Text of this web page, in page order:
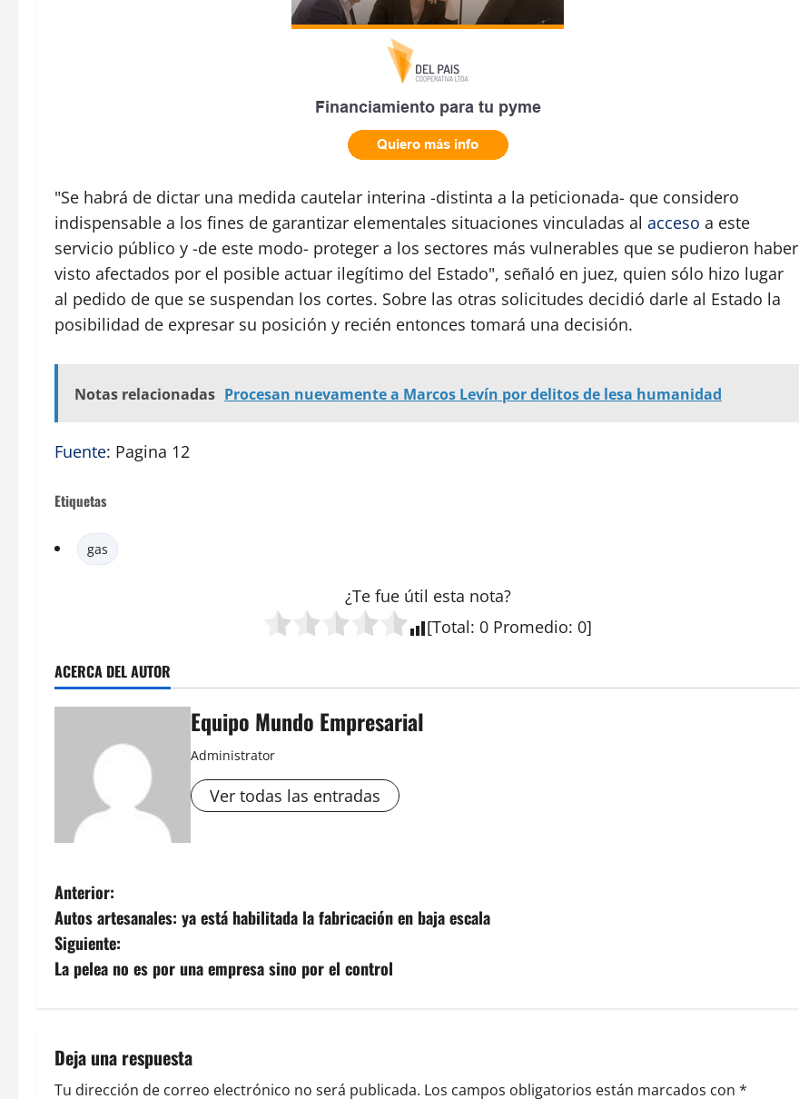
"Se habrá de dictar una medida cautelar interina -distinta a la peticionada- que considero
indispensable a los fines de garantizar elementales situaciones vinculadas al acceso a este
servicio público y -de este modo- proteger a los sectores más vulnerables que se pudieron haber
visto afectados por el posible actuar ilegítimo del Estado", señaló en juez, quien sólo hizo lugar
al pedido de que se suspendan los cortes. Sobre las otras solicitudes decidió darle al Estado la
posibilidad de expresar su posición y recién entonces tomará una decisión.
Notas relacionadas Procesan nuevamente a Marcos Levín por delitos de lesa humanidad
Fuente: Pagina 12
Etiquetas
gas
¿Te fue útil esta nota?
[Total: 0 Promedio: 0]
ACERCA DEL AUTOR
Equipo Mundo Empresarial
Administrator
Ver todas las entradas
N
a
v
g
a
Anterior:
Autos artesanales: ya está habilitada la fabricación en baja escala
Siguiente:
La pelea no es por una empresa sino por el control
Deja una respuesta
Tu dirección de correo electrónico no será publicada. Los campos obligatorios están marcados con *